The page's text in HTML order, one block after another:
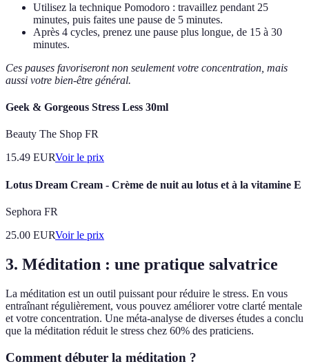
Utilisez la technique Pomodoro : travaillez pendant 25
minutes, puis faites une pause de 5 minutes.
Après 4 cycles, prenez une pause plus longue, de 15 à 30
minutes.
Ces pauses favoriseront non seulement votre concentration, mais
aussi votre bien-être général.
Geek & Gorgeous Stress Less 30ml
Beauty The Shop FR
15.49 EURVoir le prix
Lotus Dream Cream - Crème de nuit au lotus et à la vitamine E
Sephora FR
25.00 EURVoir le prix
3. Méditation : une pratique salvatrice
La méditation est un outil puissant pour réduire le stress. En vous
entraînant régulièrement, vous pouvez améliorer votre clarté mentale
et votre concentration. Une méta-analyse de diverses études a conclu
que la méditation réduit le stress chez 60% des praticiens.
Comment débuter la méditation ?